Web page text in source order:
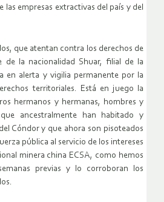
las empresas extractivas del país y del
que atentan contra los derechos de
de la nacionalidad Shuar, filial de la
en alerta y vigilia permanente por la
territoriales. Está en juego la
hermanos y hermanas, hombres y
ancestralmente han habitado y
Cóndor y que ahora son pisoteados
pública al servicio de los intereses
minera china ECSA, como hemos
previas y lo corroboran los